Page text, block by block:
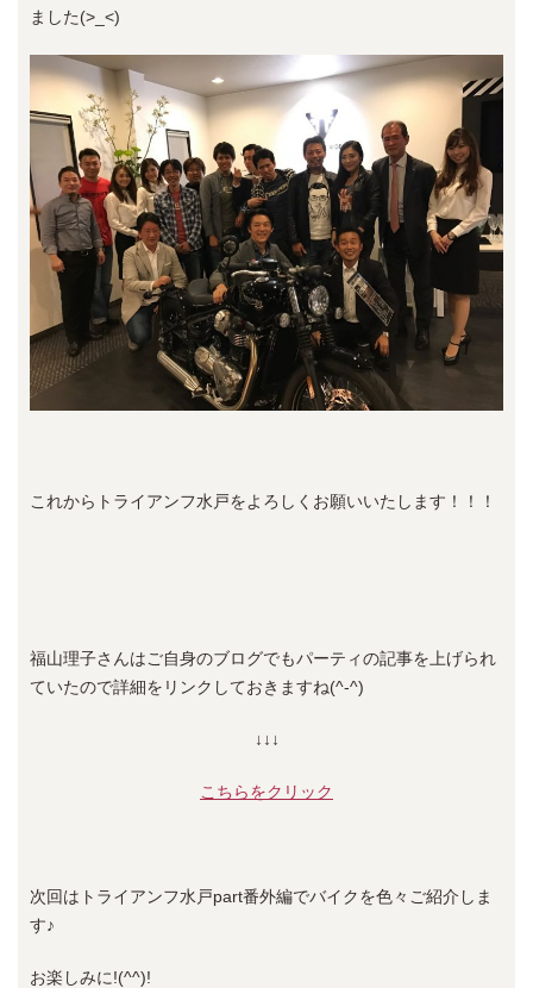
ました(>_<)
これからトライアンフ水戸をよろしくお願いいたします！！！
福山理子さんはご自身のブログでもパーティの記事を上げられ
ていたので詳細をリンクしておきますね(^-^)
↓↓↓
こちらをクリック
次回はトライアンフ水戸part番外編でバイクを色々ご紹介しま
す♪
お楽しみに!(^^)!